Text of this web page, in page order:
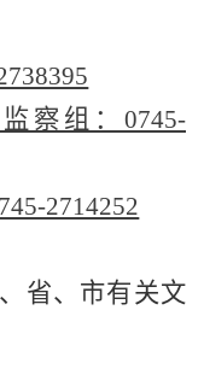
察组： 0745-
2714252
省、市有关文